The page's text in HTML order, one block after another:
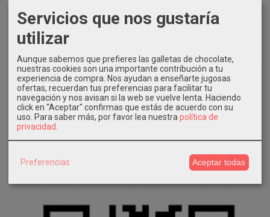
Servicios que nos gustaría
utilizar
Aunque sabemos que prefieres las galletas de chocolate,
nuestras cookies son una importante contribución a tu
experiencia de compra. Nos ayudan a enseñarte jugosas
ofertas, recuerdan tus preferencias para facilitar tu
navegación y nos avisan si la web se vuelve lenta. Haciendo
click en "Aceptar" confirmas que estás de acuerdo con su
uso. Para saber más, por favor lea nuestra política de
privacidad
Preferencias Aceptar todas